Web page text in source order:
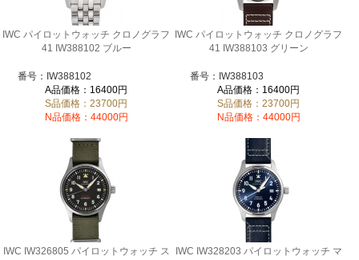
IWC パイロットウォッチ クロノグラフ
41 IW388102 ブルー
番号：IW388102
A品価格：16400円
S品価格：23700円
N品価格：44000円
IWC パイロットウォッチ クロノグラフ
41 IW388103 グリーン
番号：IW388103
A品価格：16400円
S品価格：23700円
N品価格：44000円
IWC IW326805 パイロットウォッチ ス
IWC IW328203 パイロットウォッチ マ